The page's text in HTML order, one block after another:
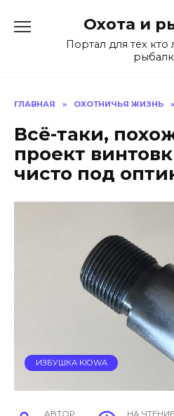
содержанию
Охота и
Портал для тех кто
ГЛАВНАЯ » ОХОТНИЧЬЯ ЖИЗНЬ »
Всё-таки,
проект
чисто под
ИЗБУШКА KIOWA
АВТОР НА ЧТЕНИЕ